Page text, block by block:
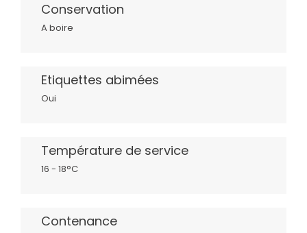
Conservation
A boire
Etiquettes abimées
Oui
Température de service
16 - 18°C
Contenance